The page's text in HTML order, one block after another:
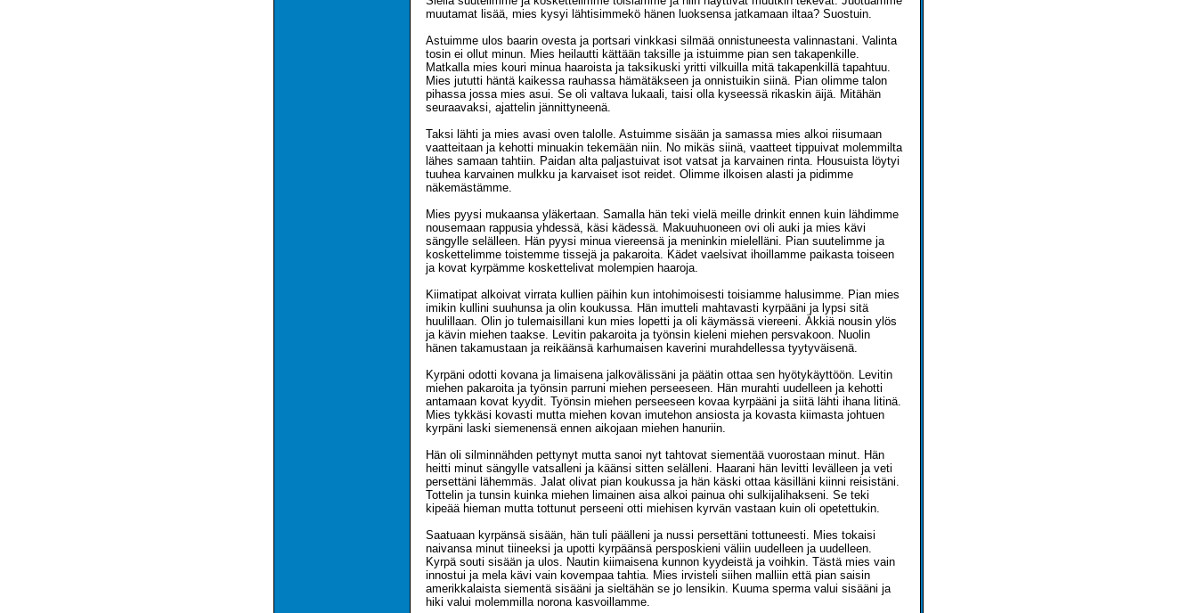
muutamat lisää, mies kysyi lähtisimmekö hänen luoksensa jatkamaan iltaa? Suostuin.
Astuimme ulos baarin ovesta ja portsari vinkkasi silmää onnistuneesta valinnastani. Valinta
tosin ei ollut minun. Mies heilautti kättään taksille ja istuimme pian sen takapenkille.
Matkalla mies kouri minua haaroista ja taksikuski yritti vilkuilla mitä takapenkillä tapahtuu.
Mies jututti häntä kaikessa rauhassa hämätäkseen ja onnistuikin siinä. Pian olimme talon
pihassa jossa mies asui. Se oli valtava lukaali, taisi olla kyseessä rikaskin äijä. Mitähän
seuraavaksi, ajattelin jännittyneenä.
Taksi lähti ja mies avasi oven talolle. Astuimme sisään ja samassa mies alkoi riisumaan
vaatteitaan ja kehotti minuakin tekemään niin. No mikäs siinä, vaatteet tippuivat molemmilta
lähes samaan tahtiin. Paidan alta paljastuivat isot vatsat ja karvainen rinta. Housuista löytyi
tuuhea karvainen mulkku ja karvaiset isot reidet. Olimme ilkoisen alasti ja pidimme
näkemästämme.
Mies pyysi mukaansa yläkertaan. Samalla hän teki vielä meille drinkit ennen kuin lähdimme
nousemaan rappusia yhdessä, käsi kädessä. Makuuhuoneen ovi oli auki ja mies kävi
sängylle selälleen. Hän pyysi minua viereensä ja meninkin mielelläni. Pian suutelimme ja
koskettelimme toistemme tissejä ja pakaroita. Kädet vaelsivat ihoillamme paikasta toiseen
ja kovat kyrpämme koskettelivat molempien haaroja.
Kiimatipat alkoivat virrata kullien päihin kun intohimoisesti toisiamme halusimme. Pian mies
imikin kullini suuhunsa ja olin koukussa. Hän imutteli mahtavasti kyrpääni ja lypsi sitä
huulillaan. Olin jo tulemaisillani kun mies lopetti ja oli käymässä viereeni. Äkkiä nousin ylös
ja kävin miehen taakse. Levitin pakaroita ja työnsin kieleni miehen persvakoon. Nuolin
hänen takamustaan ja reikäänsä karhumaisen kaverini murahdellessa tyytyväisenä.
Kyrpäni odotti kovana ja limaisena jalkovälissäni ja päätin ottaa sen hyötykäyttöön. Levitin
miehen pakaroita ja työnsin parruni miehen perseeseen. Hän murahti uudelleen ja kehotti
antamaan kovat kyydit. Työnsin miehen perseeseen kovaa kyrpääni ja siitä lähti ihana litinä.
Mies tykkäsi kovasti mutta miehen kovan imutehon ansiosta ja kovasta kiimasta johtuen
kyrpäni laski siemenensä ennen aikojaan miehen hanuriin.
Hän oli silminnähden pettynyt mutta sanoi nyt tahtovat siementää vuorostaan minut. Hän
heitti minut sängylle vatsalleni ja käänsi sitten selälleni. Haarani hän levitti levälleen ja veti
persettäni lähemmäs. Jalat olivat pian koukussa ja hän käski ottaa käsilläni kiinni reisistäni.
Tottelin ja tunsin kuinka miehen limainen aisa alkoi painua ohi sulkijalihakseni. Se teki
kipeää hieman mutta tottunut perseeni otti miehisen kyrvän vastaan kuin oli opetettukin.
Saatuaan kyrpänsä sisään, hän tuli päälleni ja nussi persettäni tottuneesti. Mies tokaisi
naivansa minut tiineeksi ja upotti kyrpäänsä persposkieni väliin uudelleen ja uudelleen.
Kyrpä souti sisään ja ulos. Nautin kiimaisena kunnon kyydeistä ja voihkin. Tästä mies vain
innostui ja mela kävi vain kovempaa tahtia. Mies irvisteli siihen malliin että pian saisin
amerikkalaista siementä sisääni ja sieltähän se jo lensikin. Kuuma sperma valui sisääni ja
hiki valui molemmilla norona kasvoillamme.